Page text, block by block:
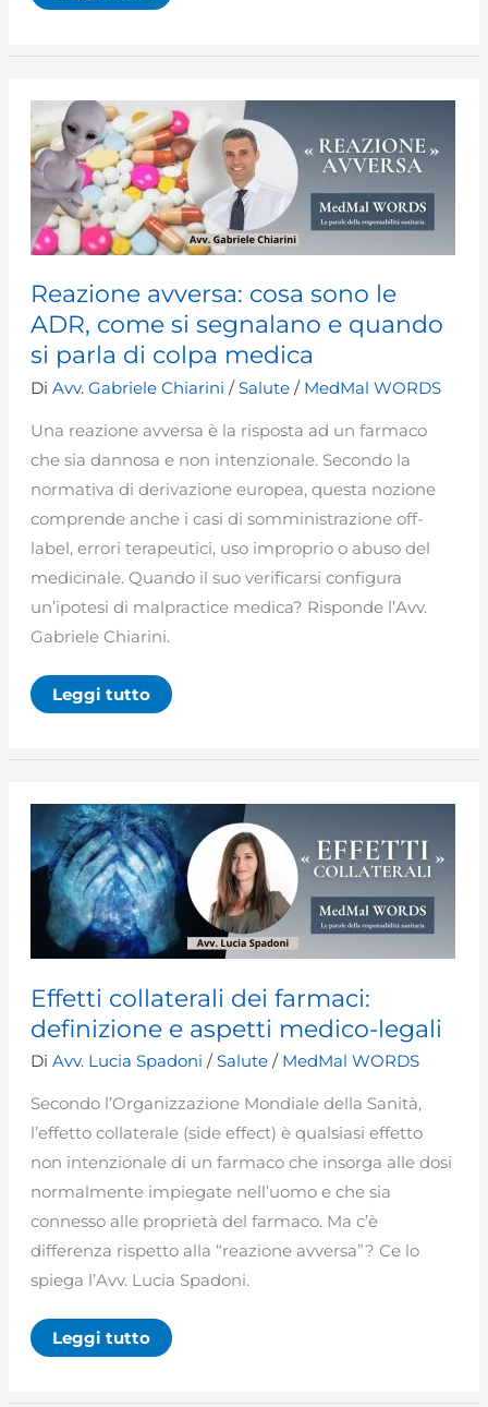
cesareo:
rischi
Reazione avversa: cosa sono le
ADR, come si segnalano e quando
si parla di colpa medica
DiAvv. Gabriele Chiarini/Salute / MedMal WORDS
Una reazione avversa è la risposta ad un farmaco
che sia dannosa e non intenzionale. Secondo la
normativa di derivazione europea, questa nozione
comprende anche i casi di somministrazione off-
label, errori terapeutici, uso improprio o abuso del
medicinale. Quando il suo verificarsi configura
un’ipotesi di malpractice medica? Risponde l’Avv.
Gabriele Chiarini.
Reazione
avversa:
le
si
segnalano
e
quando
si
parla
di
colpa
medica
Leggi tutto
Effetti collaterali dei farmaci:
definizione e aspetti medico-legali
DiAvv. Lucia Spadoni/Salute / MedMal WORDS
Secondo l’Organizzazione Mondiale della Sanità,
l’effetto collaterale (side effect) è qualsiasi effetto
non intenzionale di un farmaco che insorga alle dosi
normalmente impiegate nell’uomo e che sia
connesso alle proprietà del farmaco. Ma c’è
differenza rispetto alla “reazione avversa”? Ce lo
spiega l’Avv. Lucia Spadoni.
Effetti
collaterali
definizione
Leggi tutto